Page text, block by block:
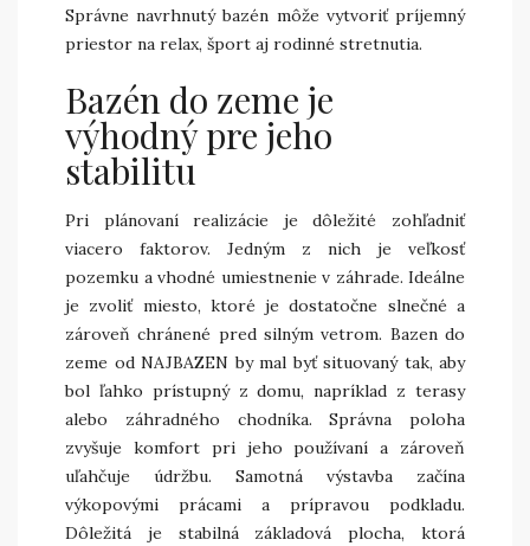
Správne navrhnutý bazén môže vytvoriť príjemný
priestor na relax, šport aj rodinné stretnutia.
Bazén do zeme je
výhodný pre jeho
stabilitu
Pri plánovaní realizácie je dôležité zohľadniť
viacero faktorov. Jedným z nich je veľkosť
pozemku a vhodné umiestnenie v záhrade. Ideálne
je zvoliť miesto, ktoré je dostatočne slnečné a
zároveň chránené pred silným vetrom. Bazen do
zeme od NAJBAZEN by mal byť situovaný tak, aby
bol ľahko prístupný z domu, napríklad z terasy
alebo záhradného chodníka. Správna poloha
zvyšuje komfort pri jeho používaní a zároveň
uľahčuje údržbu. Samotná výstavba začína
výkopovými prácami a prípravou podkladu.
Dôležitá je stabilná základová plocha, ktorá